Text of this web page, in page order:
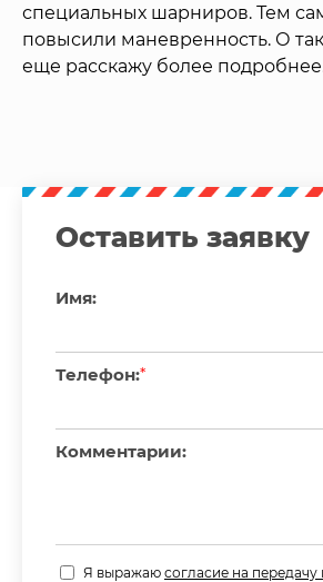
специальных шарниров. Тем
повысили маневренность. О
еще расскажу более
Оставить заявку
Имя:
Телефон:*
Комментарии:
Я выражаю согласие на передачу